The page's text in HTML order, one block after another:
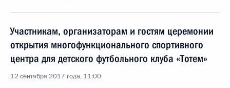
Участникам, организаторам и гостям церемонии
открытия многофункционального спортивного
центра для детского футбольного клуба «Тотем»
12 сентября 2017 года, 11:00